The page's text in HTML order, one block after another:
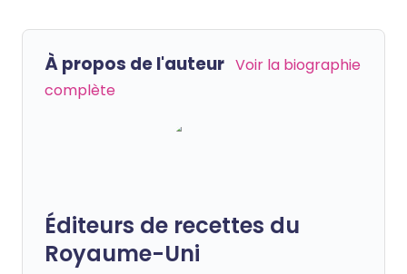
À propos de l'auteur Voir la biographie
complète
Éditeurs de recettes du
Royaume-Uni